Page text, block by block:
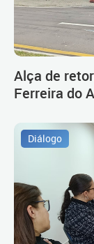
Alça de
Ferreira do
Diálogo